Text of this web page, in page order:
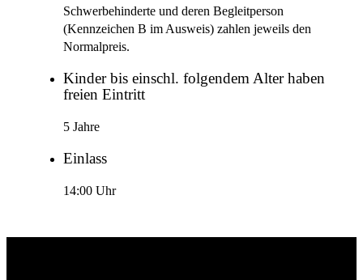
Schwerbehinderte und deren Begleitperson
(Kennzeichen B im Ausweis) zahlen jeweils den
Normalpreis.
Kinder bis einschl. folgendem Alter haben
freien Eintritt
5 Jahre
Einlass
14:00 Uhr